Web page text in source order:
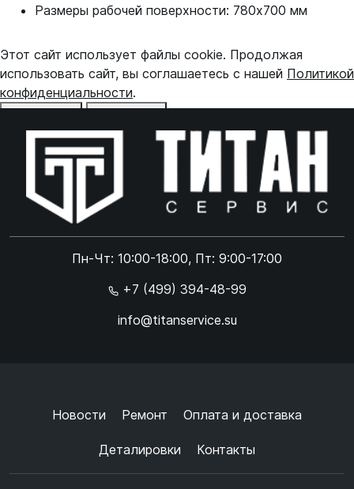
Размеры рабочей поверхности: 780х700 мм
Пн-Чт: 10:00-18:00, Пт: 9:00-17:00
+7 (499) 394-48-99
info@titanservice.su
Новости Ремонт Оплата и доставка
Деталировки Контакты
Этот сайт использует файлы cookie. Продолжая
использовать сайт, вы соглашаетесь с нашей Политикой
конфиденциальности.
Online чат
Online чат